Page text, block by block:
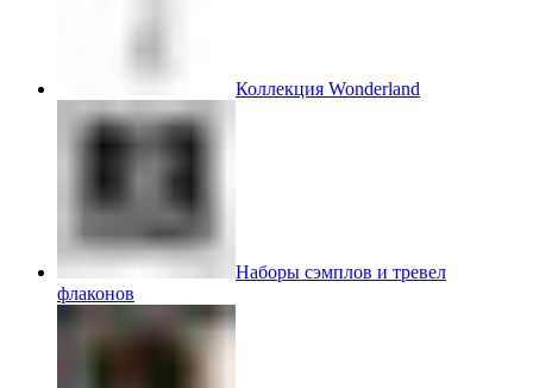
Коллекция Wonderland
Наборы сэмплов и тревел
флаконов